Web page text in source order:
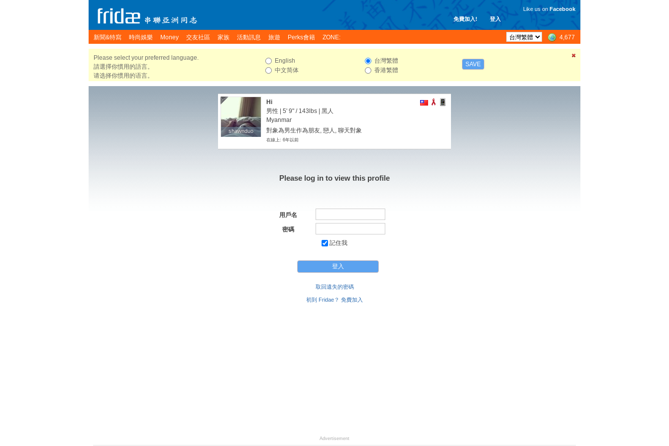
免費加入! 登入
Like us on Facebook
新聞&特寫 時尚娛樂 Money 交友社區 家族 活動訊息 旅遊 Perks會籍 ZONE: 4,677
Please select your preferred language.
請選擇你慣用的語言。
请选择你惯用的语言。
English
中文简体
台灣繁體
香港繁體
SAVE
shawnduo
shawnduo
Hi
男性 | 5' 9" / 143lbs | 黑人
Myanmar
對象為男生作為朋友, 戀人, 聊天對象
在線上: 6年以前
Please log in to view this profile
用戶名
密碼
記住我
取回遺失的密碼
初到 Fridae？ 免費加入
Advertisement